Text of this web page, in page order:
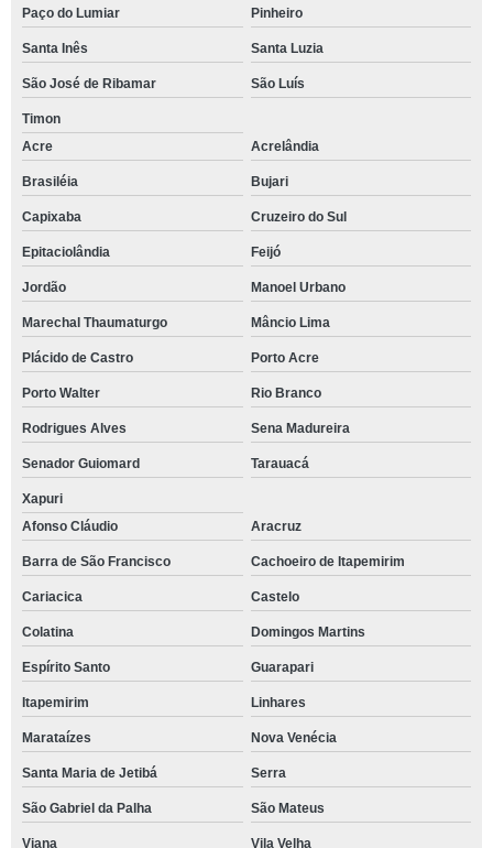
Paço do Lumiar Pinheiro
Santa Inês Santa Luzia
São José de Ribamar São Luís
Timon
Acre
Acrelândia
Brasiléia Bujari
Capixaba Cruzeiro do Sul
Epitaciolândia Feijó
Jordão Manoel Urbano
Marechal Thaumaturgo Mâncio Lima
Plácido de Castro Porto Acre
Porto Walter Rio Branco
Rodrigues Alves Sena Madureira
Senador Guiomard Tarauacá
Xapuri
Afonso Cláudio
Aracruz
Barra de São Francisco Cachoeiro de Itapemirim
Cariacica Castelo
Colatina Domingos Martins
Espírito Santo Guarapari
Itapemirim Linhares
Marataízes Nova Venécia
Santa Maria de Jetibá Serra
São Gabriel da Palha São Mateus
Viana Vila Velha